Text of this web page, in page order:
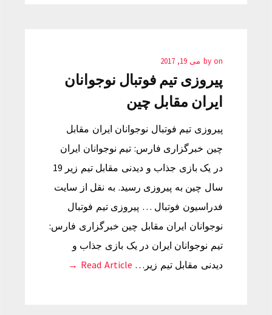
by on می 19, 2017
پیروزی تیم فوتبال نوجوانان
ایران مقابل چین
پیروزی تیم فوتبال نوجوانان ایران مقابل
چین خبرگزاری فارس: تیم نوجوانان ایران
در یک بازی جذاب و دیدنی مقابل تیم زیر 19
سال چین به پیروزی رسید. به نقل از سایت
فدراسیون فوتبال … پیروزی تیم فوتبال
نوجوانان ایران مقابل چین خبرگزاری فارس:
تیم نوجوانان ایران در یک بازی جذاب و
دیدنی مقابل تیم زیر… Read Article →